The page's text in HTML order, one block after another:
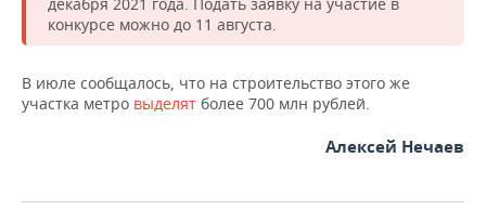
КИБЕРСПОРТ
ФИГУРНОЕ КАТАНИЕ
КУЛЬТУРА
МЕДИЦИНА
СПИСОК КОМПАНИЙ
декабря 2021 года. Подать заявку на участие в
конкурсе можно до 11 августа.
В июле сообщалось, что на строительство этого же
участка метро выделят более 700 млн рублей.
Алексей Нечаев